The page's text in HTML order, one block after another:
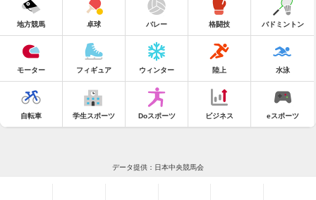
地方競馬 卓球 バレー 格闘技 バドミントン
モーター フィギュア ウィンター 陸上 水泳
自転車 学生スポーツ Doスポーツ ビジネス eスポーツ
データ提供：日本中央競馬会